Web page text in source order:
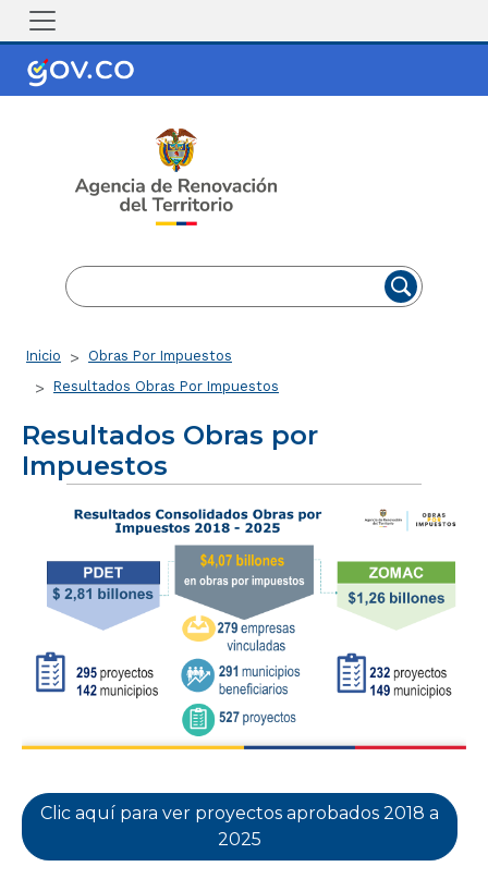
Pasar al contenido principal
Ruta de navegación
Inicio
Obras Por Impuestos
Resultados Obras Por Impuestos
Resultados Obras por
Impuestos
Clic aquí para ver proyectos aprobados 2018 a
2025